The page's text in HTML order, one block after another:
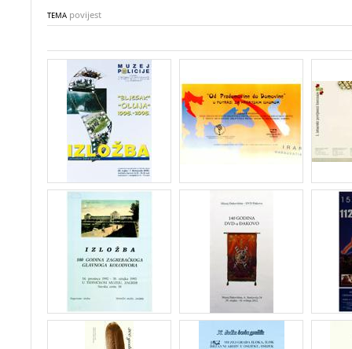
TEMA povijest